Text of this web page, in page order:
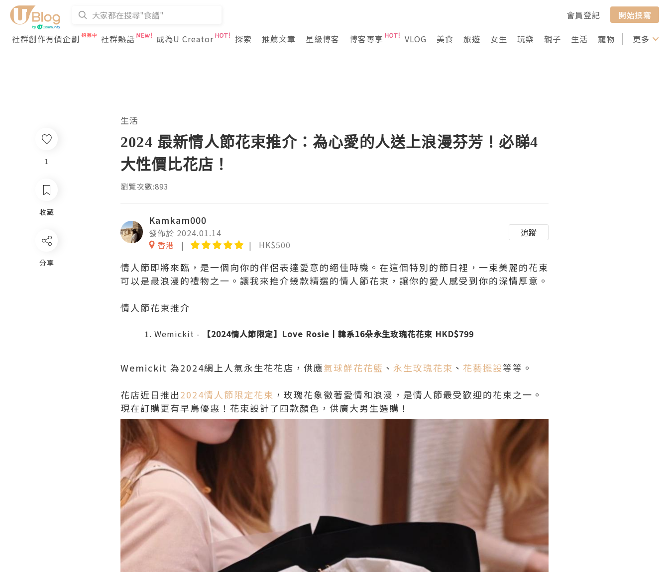
會員登記
開始撰寫
社群創作有價企劃
社群熱話 成為U Creator 探索 推薦文章 星級博客 博客專享 VLOG 美食 旅遊 女生 玩樂 親子 生活 寵物 行山 打卡
更多
1
收藏
分享
生活
2024 最新情人節花束推介：為心愛的人送上浪漫芬芳！必睇4
大性價比花店！
瀏覽次數:893
Kamkam000
發佈於 2024.01.14
香港
HK$500
追蹤
情人節即將來臨，是一個向你的伴侶表達愛意的絕佳時機。在這個特別的節日裡，一束美麗的花束
可以是最浪漫的禮物之一。讓我來推介幾款精選的情人節花束，讓你的愛人感受到你的深情厚意。
情人節花束推介
Wemickit - 【2024情人節限定】 Love Rosie丨韓系16朵永生玫瑰花花束 HKD$799
Wemickit 為2024網上人氣永生花花店，供應氣球鮮花花籃 、 永生玫瑰花束 、 花藝擺設等等。
花店近日推出2024情人節限定花束 ，玫瑰花象徵著愛情和浪漫，是情人節最受歡迎的花束之一。
現在訂購更有早鳥優惠！花束設計了四款顏色，供廣大男生選購！